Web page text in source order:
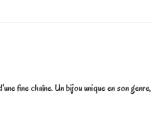
fine chaîne. Un bijou unique en son genre,